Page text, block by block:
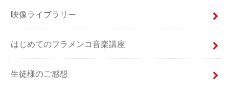
映像ライブラリー
はじめてのフラメンコ音楽講座
生徒様のご感想